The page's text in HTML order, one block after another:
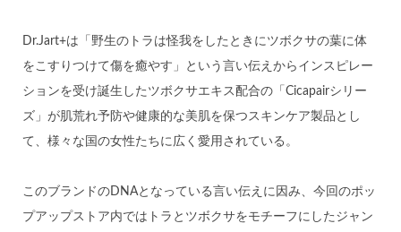
Dr.Jart+は「野生のトラは怪我をしたときにツボクサの葉に体
をこすりつけて傷を癒やす」という言い伝えからインスピレー
ションを受け誕生したツボクサエキス配合の「Cicapairシリー
ズ」が肌荒れ予防や健康的な美肌を保つスキンケア製品とし
て、様々な国の女性たちに広く愛用されている。
このブランドのDNAとなっている言い伝えに因み、今回のポッ
プアップストア内ではトラとツボクサをモチーフにしたジャン